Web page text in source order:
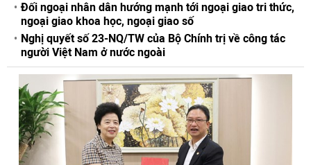
Đối ngoại nhân dân hướng mạnh tới ngoại giao tri thức,
ngoại giao khoa học, ngoại giao số
Nghị quyết số 23-NQ/TW của Bộ Chính trị về công tác
người Việt Nam ở nước ngoài